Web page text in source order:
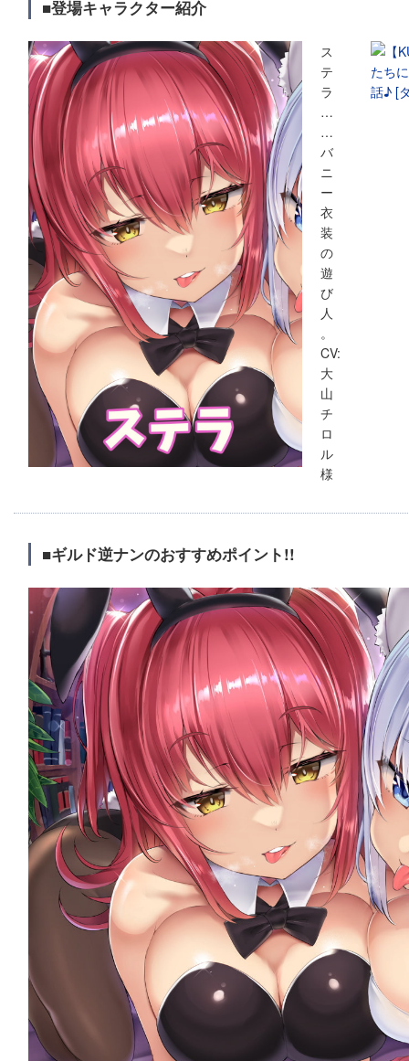
■登場キャラクター紹介
ス
テ
ラ
…
…
バ
ニ
ー
衣
装
の
遊
び
人
。
CV:
大
山
チ
ロ
ル
様
■ギルド逆ナンのおすすめポイント!!